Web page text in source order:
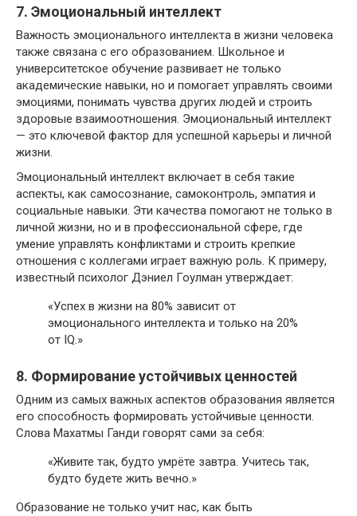
7. Эмоциональный интеллект
Важность эмоционального интеллекта в жизни человека
также связана с его образованием. Школьное и
университетское обучение развивает не только
академические навыки, но и помогает управлять своими
эмоциями, понимать чувства других людей и строить
здоровые взаимоотношения. Эмоциональный интеллект
— это ключевой фактор для успешной карьеры и личной
жизни.
Эмоциональный интеллект включает в себя такие
аспекты, как самосознание, самоконтроль, эмпатия и
социальные навыки. Эти качества помогают не только в
личной жизни, но и в профессиональной сфере, где
умение управлять конфликтами и строить крепкие
отношения с коллегами играет важную роль. К примеру,
известный психолог Дэниел Гоулман утверждает:
«Успех в жизни на 80% зависит от
эмоционального интеллекта и только на 20%
от IQ.»
8. Формирование устойчивых ценностей
Одним из самых важных аспектов образования является
его способность формировать устойчивые ценности.
Слова Махатмы Ганди говорят сами за себя:
«Живите так, будто умрёте завтра. Учитесь так,
будто будете жить вечно.»
Образование не только учит нас, как быть